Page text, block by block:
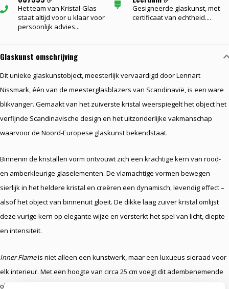
Het team van Kristal-Glas
staat altijd voor u klaar voor
persoonlijk advies...
Gesigneerde glaskunst, met
certificaat van echtheid....
Glaskunst omschrijving
Dit unieke glaskunstobject, meesterlijk vervaardigd door Lennart
Nissmark, één van de meesterglasblazers van Scandinavië, is een ware
blikvanger. Gemaakt van het zuiverste kristal weerspiegelt het object het
verfijnde Scandinavische design en het uitzonderlijke vakmanschap
waarvoor de Noord-Europese glaskunst bekendstaat.
Binnenin de kristallen vorm ontvouwt zich een krachtige kern van rood-
en amberkleurige glaselementen. De vlamachtige vormen bewegen
sierlijk in het heldere kristal en creëren een dynamisch, levendig effect –
alsof het object van binnenuit gloeit. De dikke laag zuiver kristal omlijst
deze vurige kern op elegante wijze en versterkt het spel van licht, diepte
en intensiteit.
Inner Flameis niet alleen een kunstwerk, maar een luxueus sieraad voor
elk interieur. Met een hoogte van circa 25 cm voegt dit adembenemende
object warmte, kracht en verfijnde Scandinavische allure toe aan iedere